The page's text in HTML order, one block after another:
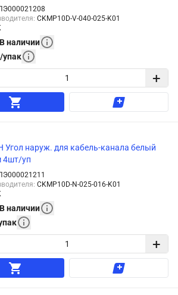
: CKMP10D-V-040-025-K01
В наличии
/упак
+
Угол наруж. для кабель-канала белый
4шт/уп
: CKMP10D-N-025-016-K01
В наличии
+